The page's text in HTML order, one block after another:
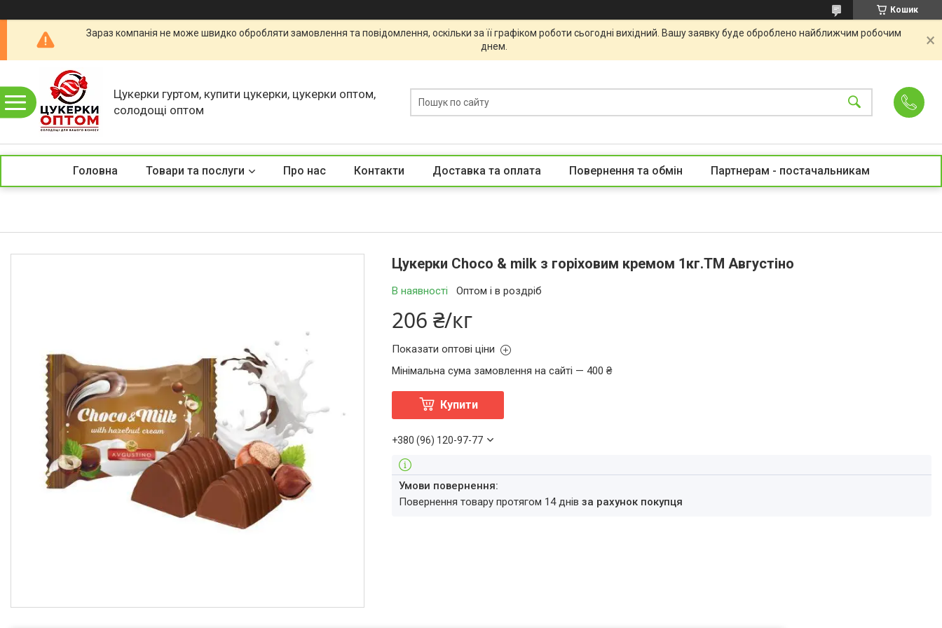
Кошик
Зараз компанія не може швидко обробляти замовлення та повідомлення, оскільки за її графіком роботи сьогодні вихідний. Вашу заявку буде оброблено найближчим робочим
днем.
Цукерки гуртом, купити цукерки, цукерки оптом,
солодощі оптом
Головна Товари та послуги Про нас Контакти Доставка та оплата Повернення та обмін Партнерам - постачальникам
Цукерки Choco & milk з горіховим кремом 1кг.ТМ Августіно
В наявності Оптом і в роздріб
206 ₴/кг
Показати оптові ціни
Мінімальна сума замовлення на сайті — 400 ₴
Купити
+380 (96) 120-97-77
повернення товару протягом 14 днівза рахунок покупця